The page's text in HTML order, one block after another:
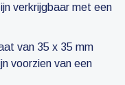
verkrijgbaar met een
van 35 x 35 mm
voorzien van een